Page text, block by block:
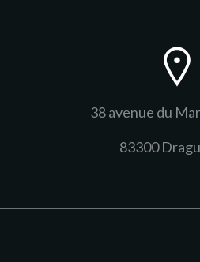
38 avenue du
83300